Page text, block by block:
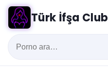
Türk İfşa Club